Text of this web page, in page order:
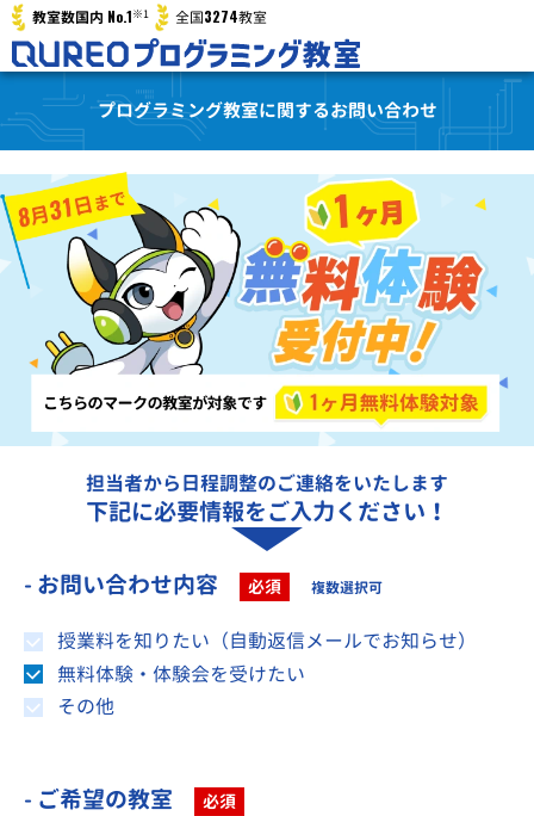
教室数国内 No.1※1 全国3274教室
プログラミング教室に関するお問い合わせ
担当者から日程調整のご連絡をいたします
下記に必要情報をご入力ください！
- お問い合わせ内容 必須 複数選択可
授業料を知りたい（自動返信メールでお知らせ）
無料体験・体験会を受けたい
その他
- ご希望の教室 必須